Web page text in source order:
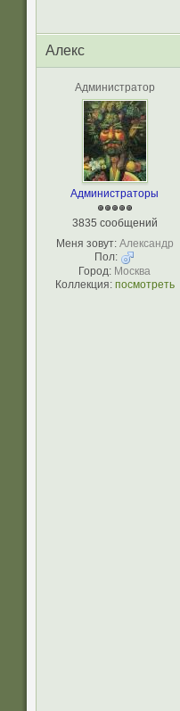
Aлекc
Администратор
Администраторы
3835 сообщений
Меня зовут: Александр
Пол:
Город: Москва
Коллекция: посмотреть